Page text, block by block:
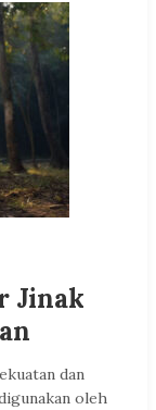
Jinak
dan
oleh